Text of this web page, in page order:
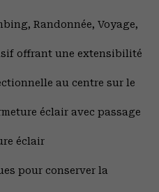
Randonnée, Voyage,
offrant une extensibilité
au centre sur le
éclair avec passage
éclair
pour conserver la